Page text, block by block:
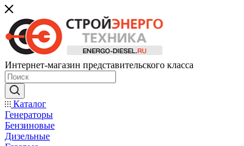
Интернет-магазин представительского класса
Каталог
Генераторы
Бензиновые
Дизельные